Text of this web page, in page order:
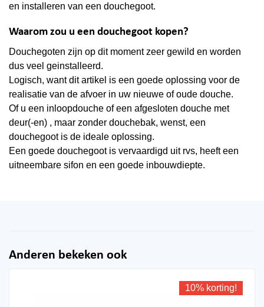
en installeren van een douchegoot.
Waarom zou u een douchegoot kopen?
Douchegoten zijn op dit moment zeer gewild en worden
dus veel geinstalleerd.
Logisch, want dit artikel is een goede oplossing voor de
realisatie van de afvoer in uw nieuwe of oude douche.
Of u een inloopdouche of een afgesloten douche met
deur(-en) , maar zonder douchebak, wenst, een
douchegoot is de ideale oplossing.
Een goede douchegoot is vervaardigd uit rvs, heeft een
uitneembare sifon en een goede inbouwdiepte.
Anderen bekeken ook
10% korting!